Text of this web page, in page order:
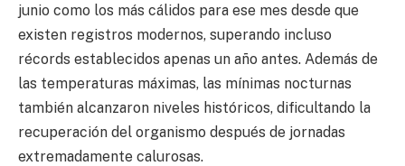
junio como los más cálidos para ese mes desde que
existen registros modernos, superando incluso
récords establecidos apenas un año antes. Además de
las temperaturas máximas, las mínimas nocturnas
también alcanzaron niveles históricos, dificultando la
recuperación del organismo después de jornadas
extremadamente calurosas.